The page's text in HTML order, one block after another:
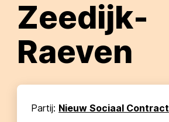
Zeedijk-
Raeven
Partij: Nieuw Sociaal Contract